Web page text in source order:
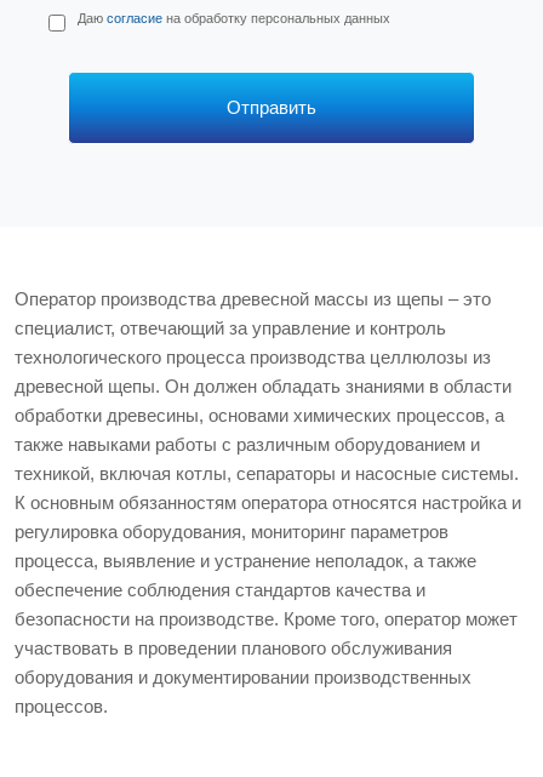
П
е
Даю согласиена обработку персональных данных
Отправить
Оператор производства древесной массы из щепы – это
специалист, отвечающий за управление и контроль
технологического процесса производства целлюлозы из
древесной щепы. Он должен обладать знаниями в области
обработки древесины, основами химических процессов, а
также навыками работы с различным оборудованием и
техникой, включая котлы, сепараторы и насосные системы.
К основным обязанностям оператора относятся настройка и
регулировка оборудования, мониторинг параметров
процесса, выявление и устранение неполадок, а также
обеспечение соблюдения стандартов качества и
безопасности на производстве. Кроме того, оператор может
участвовать в проведении планового обслуживания
оборудования и документировании производственных
процессов.